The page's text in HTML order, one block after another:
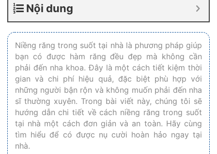
Nội dung
Niềng răng trong suốt tại nhà là phương pháp giúp
bạn có được hàm răng đều đẹp mà không cần
phải đến nha khoa. Đây là một cách tiết kiệm thời
gian và chi phí hiệu quả, đặc biệt phù hợp với
những người bận rộn và không muốn phải đến nha
sĩ thường xuyên. Trong bài viết này, chúng tôi sẽ
hướng dẫn chi tiết về cách niềng răng trong suốt
tại nhà một cách đơn giản và an toàn. Hãy cùng
tìm hiểu để có được nụ cười hoàn hảo ngay tại
nhà.